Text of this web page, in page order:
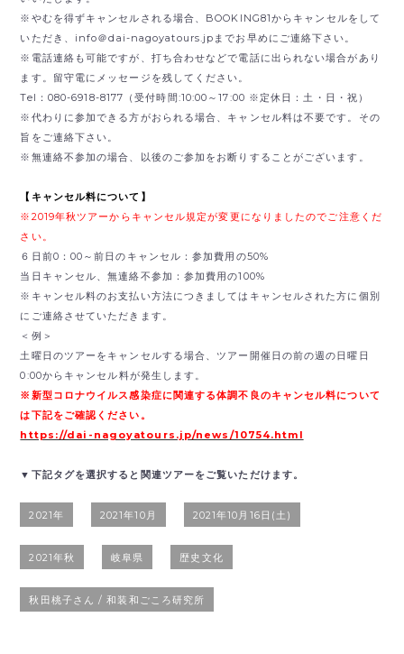
※やむを得ずキャンセルされる場合、BOOKING81からキャンセルをして
いただき、 info＠dai-nagoyatours.jpまでお早めにご連絡下さい。
※電話連絡も可能ですが、打ち合わせなどで電話に出られない場合があり
ます。留守電にメッセージを残してください。
Tel：080-6918-8177（受付時間:10:00～17:00 ※定休日：土・日・祝）
※代わりに参加できる方がおられる場合、キャンセル料は不要です。その
旨をご連絡下さい。
※無連絡不参加の場合、以後のご参加をお断りすることがございます。
【キャンセル料について】
※2019年秋ツアーからキャンセル規定が変更になりましたのでご注意くだ
さい。
６日前0：00～前日のキャンセル：参加費用の50%
当日キャンセル、無連絡不参加：参加費用の100%
※キャンセル料のお支払い方法につきましてはキャンセルされた方に個別
にご連絡させていただきます。
＜例＞
土曜日のツアーをキャンセルする場合、ツアー開催日の前の週の日曜日
0:00からキャンセル料が発生します。
※新型コロナウイルス感染症に関連する体調不良のキャンセル料について
は下記をご確認ください。
https://dai-nagoyatours.jp/news/10754.html
▼下記タグを選択すると関連ツアーをご覧いただけます。
2021年 2021年10月 2021年10月16日(土)
2021年秋 岐阜県 歴史文化
秋田桃子さん / 和装和ごころ研究所